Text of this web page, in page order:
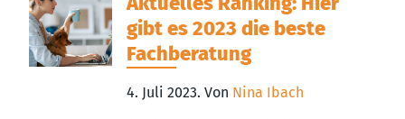
gibt es 2023 die beste
Fachberatung
4. Juli 2023. Von Nina Ibach